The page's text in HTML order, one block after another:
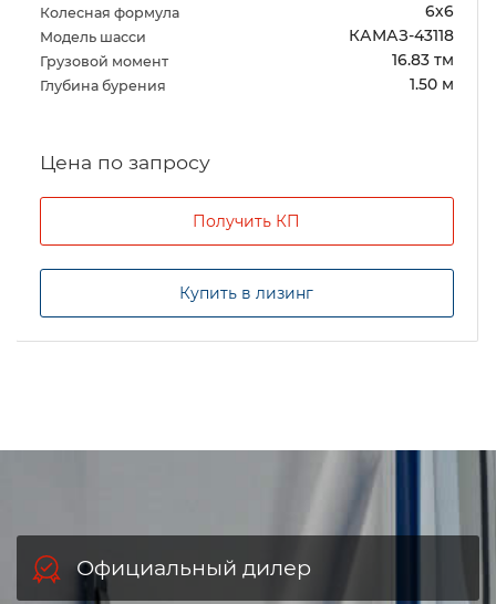
Колесная формула 6х6
Модель шасси КАМАЗ-43118
Грузовой момент 16.83 тм
Глубина бурения 1.50 м
Цена по запросу
Получить КП
Купить в лизинг
Официальный дилер